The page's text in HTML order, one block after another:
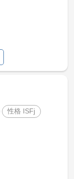
性格 ISFj